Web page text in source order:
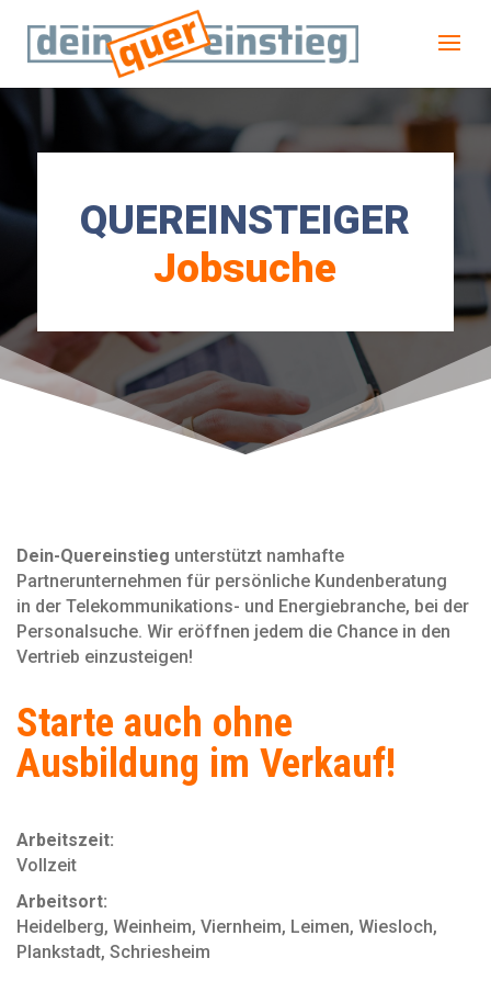
QUEREINSTEIGER
Jobsuche
Dein-Quereinstieg unterstützt namhafte
Partnerunternehmen für persönliche Kundenberatung
in der Telekommunikations- und Energiebranche, bei der
Personal­suche. Wir eröffnen jedem die Chance in den
Vertrieb einzusteigen!
Starte auch ohne
Ausbildung im Verkauf!
Arbeitszeit:
Vollzeit
Arbeitsort:
Heidelberg, Weinheim, Viernheim, Leimen, Wiesloch,
Plankstadt, Schriesheim